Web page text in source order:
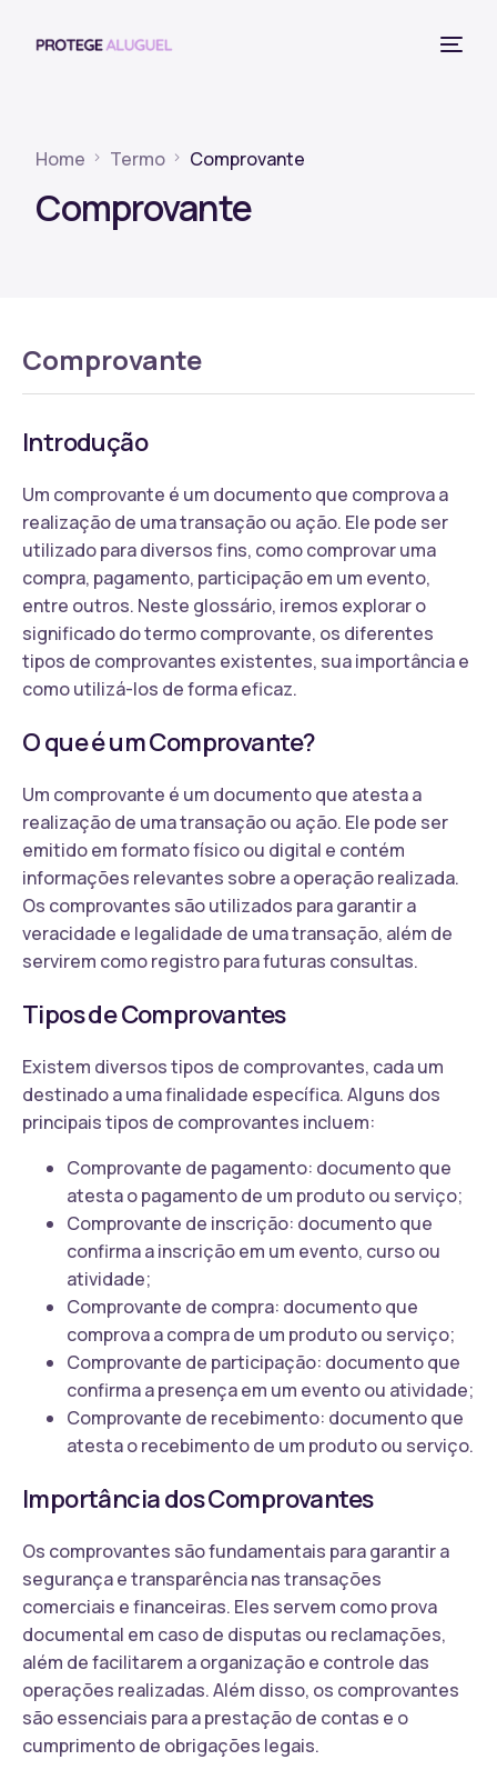
Home Termo Comprovante
Comprovante
Comprovante
Introdução
Um comprovante é um documento que comprova a
realização de uma transação ou ação. Ele pode ser
utilizado para diversos fins, como comprovar uma
compra, pagamento, participação em um evento,
entre outros. Neste glossário, iremos explorar o
significado do termo comprovante, os diferentes
tipos de comprovantes existentes, sua importância e
como utilizá-los de forma eficaz.
O que é um Comprovante?
Um comprovante é um documento que atesta a
realização de uma transação ou ação. Ele pode ser
emitido em formato físico ou digital e contém
informações relevantes sobre a operação realizada.
Os comprovantes são utilizados para garantir a
veracidade e legalidade de uma transação, além de
servirem como registro para futuras consultas.
Tipos de Comprovantes
Existem diversos tipos de comprovantes, cada um
destinado a uma finalidade específica. Alguns dos
principais tipos de comprovantes incluem:
Comprovante de pagamento: documento que
atesta o pagamento de um produto ou serviço;
Comprovante de inscrição: documento que
confirma a inscrição em um evento, curso ou
atividade;
Comprovante de compra: documento que
comprova a compra de um produto ou serviço;
Comprovante de participação: documento que
confirma a presença em um evento ou atividade;
Comprovante de recebimento: documento que
atesta o recebimento de um produto ou serviço.
Importância dos Comprovantes
Os comprovantes são fundamentais para garantir a
segurança e transparência nas transações
comerciais e financeiras. Eles servem como prova
documental em caso de disputas ou reclamações,
além de facilitarem a organização e controle das
operações realizadas. Além disso, os comprovantes
são essenciais para a prestação de contas e o
cumprimento de obrigações legais.